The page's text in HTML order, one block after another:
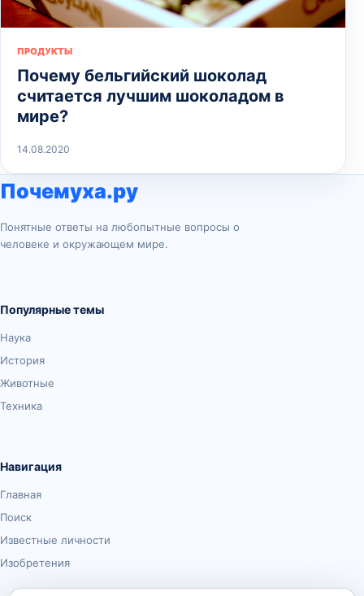
ПРОДУКТЫ
Почему бельгийский шоколад
считается лучшим шоколадом в
мире?
14.08.2020
Почемуха.ру
Понятные ответы на любопытные вопросы о
человеке и окружающем мире.
Популярные темы
Наука
История
Животные
Техника
Навигация
Главная
Поиск
Известные личности
Изобретения